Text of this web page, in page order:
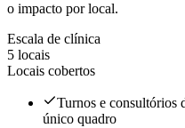
o impacto por local.
Escala de clínica
5 locais
Locais cobertos
Turnos e consultórios
único quadro